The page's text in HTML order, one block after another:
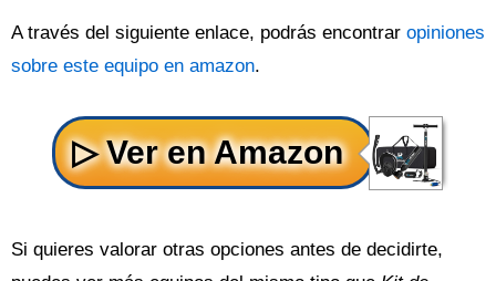
A través del siguiente enlace, podrás encontrar opiniones
sobre este equipo en amazon.
Si quieres valorar otras opciones antes de decidirte,